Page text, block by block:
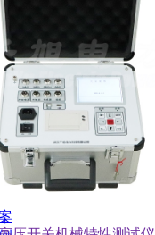
及蓄电池测试仪器
测试仪器
测试仪器
资质试验设备